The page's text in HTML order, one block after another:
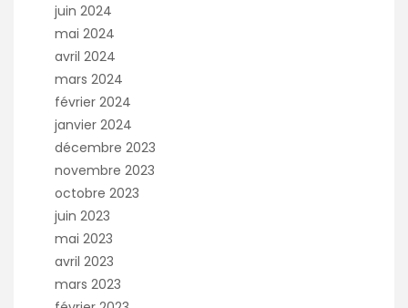
juin 2024
mai 2024
avril 2024
mars 2024
février 2024
janvier 2024
décembre 2023
novembre 2023
octobre 2023
juin 2023
mai 2023
avril 2023
mars 2023